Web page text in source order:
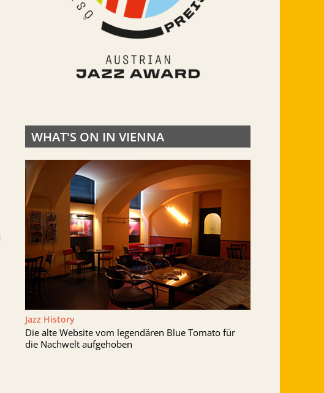
WHAT'S ON IN VIENNA
Jazz History
Die alte Website vom legendären Blue Tomato für
die Nachwelt aufgehoben